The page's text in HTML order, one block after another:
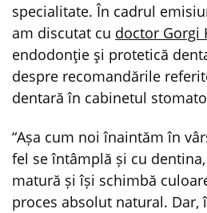
specialitate. În cadrul
am discutat cu doctor Gorgi
endodonţie şi protetică
despre recomandările
dentară în cabinetul
“Așa cum noi înaintăm în
fel se întâmplă și cu
matură și își schimbă
proces absolut natural. Dar,